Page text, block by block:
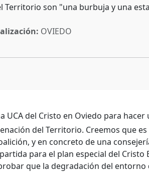
Territorio son "una burbuja y una
OVIEDO
UCA del Cristo en Oviedo para hacer
del Territorio. Creemos que
y en concreto de una
para el plan especial del Cristo
que la degradación del entorno